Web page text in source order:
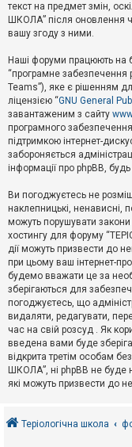
Т
м
и
б
е
з
в
і
д
п
о
в
д
й
А
к
т
и
в
н
т
е
м
и
о
текст на предмет змін,
ШКОЛА” після оновлення
вашу згоду з ними.
Наші форуми працюють на
“програмне забезпечення
Teams”), яке є рішенням
ліцензією “GNU General
завантаженим з сайту
програмного забезпечення
підтримкою інтернет-
забороняється
інформації про phpBB,
Ви погоджуєтесь не
наклепницькі, ненависні,
можуть порушувати закони
хостингу для форуму
дії можуть призвести до
при цьому ваш інтернет-
будемо вважати це за
зберігаються для
погоджуєтесь, що
видаляти, редагувати,
час на свій розсуд . Як
введена вами буде
відкрита третім особам
ШКОЛА”, ні phpBB не буде
які можуть призвести до
Теріологічна школа